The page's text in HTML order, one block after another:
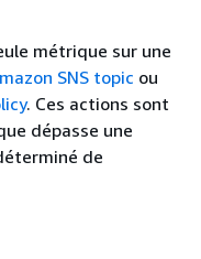
métrique sur une
SNS topic ou
. Ces actions sont
dépasse une
de